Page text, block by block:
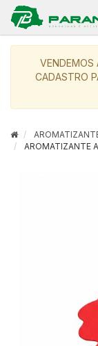
VENDEMOS
CADASTRO
AROMATIZANTE